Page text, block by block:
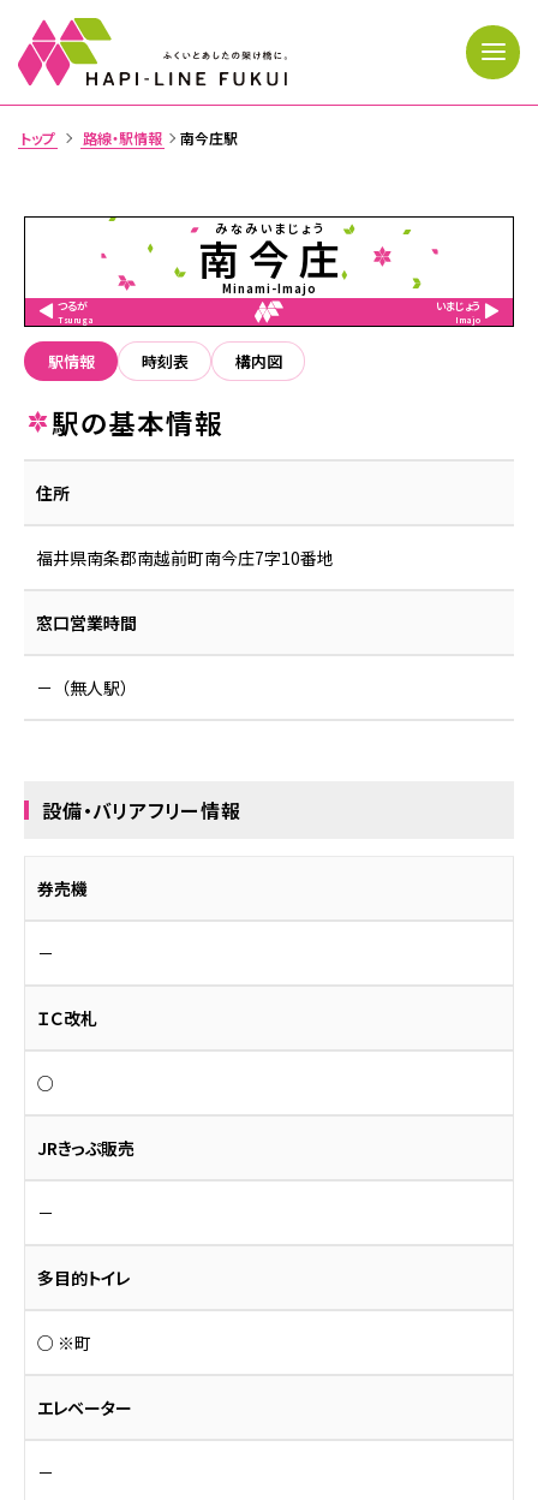
トップページ
運行状況
時刻表・運賃
路線・駅情報
きっぷ・利用案内
お困りの時は
会社情報
リンク集サイトポリシー
ファンクラブ
トップ 路線・駅情報 南今庄駅
南今庄
みなみいまじょう
Minami-Imajo
つるが
Tsuruga
いまじょう
Imajo
駅情報 時刻表 構内図
駅の基本情報
住所
福井県南条郡南越前町南今庄7字10番地
窓口営業時間
－（無人駅）
設備・バリアフリー情報
券売機
－
ＩＣ改札
○
JRきっぷ販売
－
多目的トイレ
○ ※町
エレベーター
－